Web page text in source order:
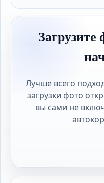
Лучше всего
загрузки фото
вы сами не